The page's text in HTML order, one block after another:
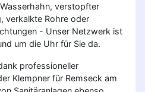
verstopfter
verkalkte Rohre oder
- Unser Netzwerk ist
um die Uhr für Sie da.
professioneller
Klempner für Remseck am